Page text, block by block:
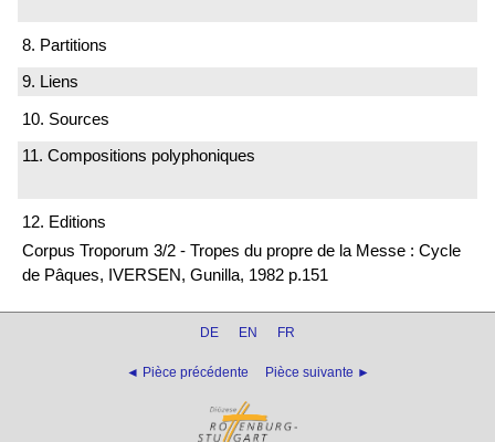
8. Partitions
9. Liens
10. Sources
11. Compositions polyphoniques
12. Editions
Corpus Troporum 3/2 - Tropes du propre de la Messe : Cycle
de Pâques, IVERSEN, Gunilla, 1982 p.151
DE EN FR
◄ Pièce précédente Pièce suivante ►